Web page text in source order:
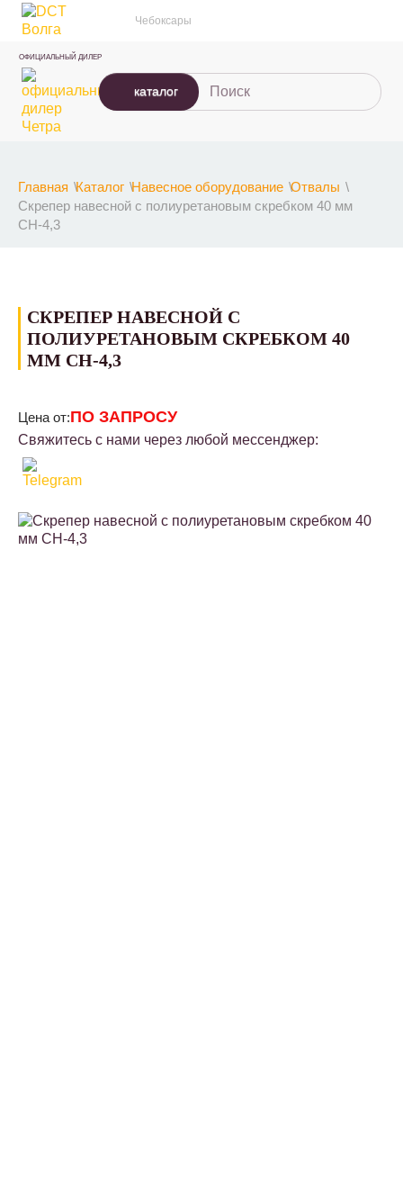
Чебоксары
ОФИЦИАЛЬНЫЙ ДИЛЕР
каталог
Главная Каталог Навесное оборудование Отвалы
Скрепер навесной с полиуретановым скребком 40 мм
СН-4,3
СКРЕПЕР НАВЕСНОЙ С
ПОЛИУРЕТАНОВЫМ СКРЕБКОМ 40
ММ СН-4,3
Цена от:ПО ЗАПРОСУ
Свяжитесь с нами через любой мессенджер: